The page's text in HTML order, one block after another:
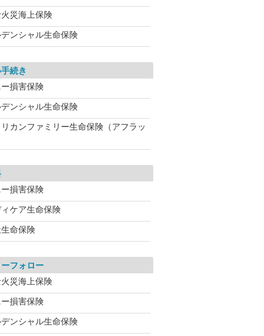
災海上保険
ンシャル生命保険
続き
ー損害保険
ンシャル生命保険
カンファミリー生命保険（アフラッ
ー損害保険
ィケア生命保険
命保険
フォロー
災海上保険
ー損害保険
ンシャル生命保険